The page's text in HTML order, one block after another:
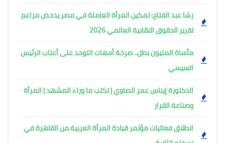
رشا عبد الفتاح: تمكين المرأة العاملة في مصر يدحض مزاعم
تقرير الحقوق النقابية العالمي 2026
مأساة المليون بطل.. صرخة أمهات التوحد على أعتاب الرئيس
السيسي
الدكتورة إيناس عمر الصاوي | تكتب ما وراء المشهد | المرأة
وصناعة القرار
انطلاق فعاليات مؤتمر قيادة المرأة العربية من القاهرة في